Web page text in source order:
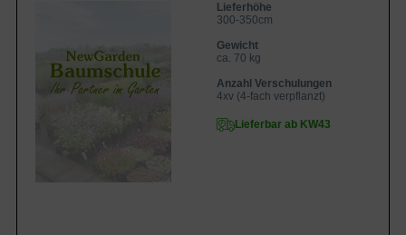
Lieferhöhe
300-350cm
Gewicht
ca. 70 kg
Anzahl Verschulungen
4xv (4-fach verpflanzt)
Lieferbar ab KW43